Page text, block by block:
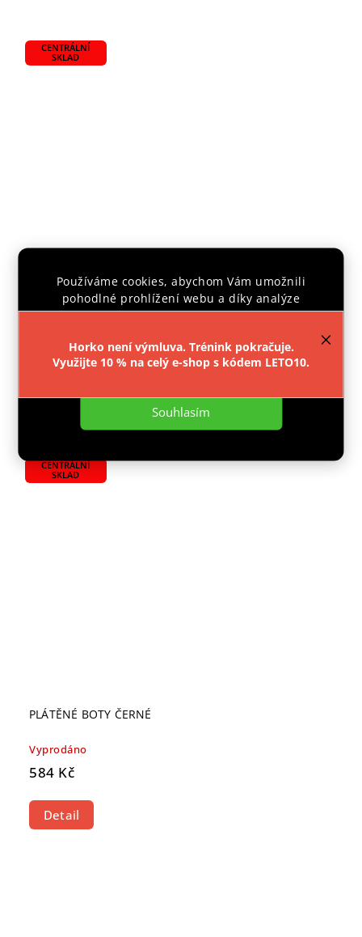
Používáme cookies, abychom Vám umožnili
pohodlné prohlížení webu a díky analýze
provozu webu neustále zlepšovali jeho funkce,
Nastavení
Souhlasím
Horko není výmluva. Trénink pokračuje.
Využijte 10 % na celý e-shop s kódem LETO10.
CENTRÁLNÍ
SKLAD
OBUV KUNG FU KWON PEKING
629 Kč
Detail
CENTRÁLNÍ
SKLAD
PLÁTĚNÉ BOTY ČERNÉ
Vyprodáno
584 Kč
Detail